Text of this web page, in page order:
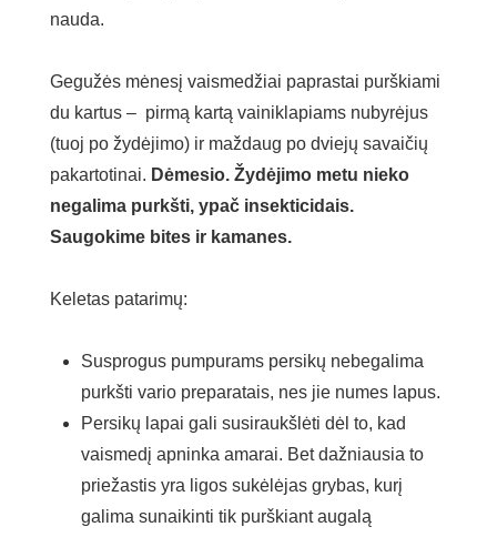
nauda.
Gegužės mėnesį vaismedžiai paprastai purškiami
du kartus – pirmą kartą vainiklapiams nubyrėjus
(tuoj po žydėjimo) ir maždaug po dviejų savaičių
pakartotinai. Dėmesio. Žydėjimo metu nieko
negalima purkšti, ypač insekticidais.
Saugokime bites ir kamanes.
Keletas patarimų:
Susprogus pumpurams persikų nebegalima
purkšti vario preparatais, nes jie numes lapus.
Persikų lapai gali susiraukšlėti dėl to, kad
vaismedį apninka amarai. Bet dažniausia to
priežastis yra ligos sukėlėjas grybas, kurį
galima sunaikinti tik purškiant augalą